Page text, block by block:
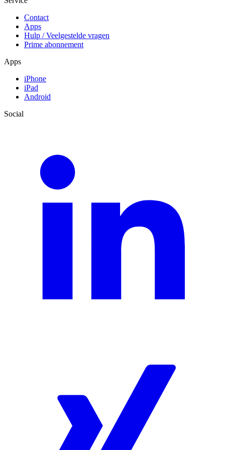
Contact
Apps
Hulp / Veelgestelde vragen
Prime abonnement
Apps
iPhone
iPad
Android
Social